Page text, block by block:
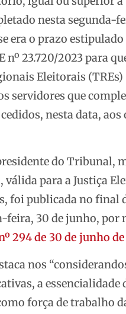
nesta segunda-
era o prazo estipulado
nº 23.720/2023 para
Eleitorais (TREs)
servidores que
nesta data, aos
do Tribunal,
válida para a Justiça
foi publicada no final
feira, 30 de junho, por
294 de 30 de junho
nos
a essencialidade
força de trabalho